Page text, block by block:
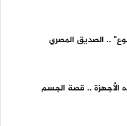
.. الصديق المصري
الأجهزة .. قصة الجسم